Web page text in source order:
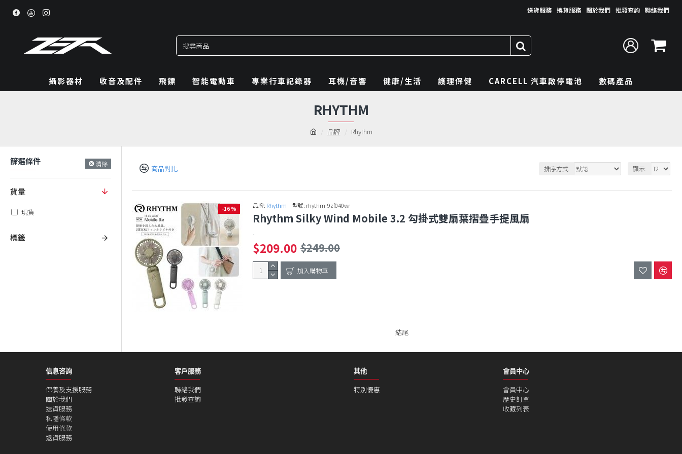
送貨服務 換貨服務 關於我們 批發查詢 聯絡我們
攝影器材 收音及配件 飛鏢 智能電動車 專業行車記錄器 耳機/音響 健康/生活 護理保健 CARCELL 汽車啟停電池 數碼產品
品牌 Rhythm
RHYTHM
篩選條件 清除
標籤
貨量
現貨
商品對比 排序方式: 顯示:
-16 % 品牌: Rhythm 型號: rhythm-9zf040wr
Rhythm Silky Wind Mobile 3.2 勾掛式雙扇葉摺疊手提風扇
..
$209.00 $249.00
加入購物車
結尾
信息咨詢
保養及支援服務
關於我們
送貨服務
私隱條款
使用條款
退貨服務
客戶服務
聯絡我們
批發查詢
其他
特別優惠
會員中心
會員中心
歷史訂單
收藏列表